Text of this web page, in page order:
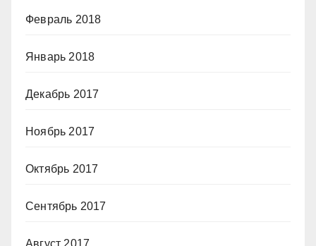
Февраль 2018
Январь 2018
Декабрь 2017
Ноябрь 2017
Октябрь 2017
Сентябрь 2017